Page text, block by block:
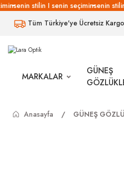
senin stilin I senin seçiminsenin stilin
Tüm Türkiye'ye Ücretsiz
MARKALAR
GÜNEŞ
Anasayfa GÜNEŞ